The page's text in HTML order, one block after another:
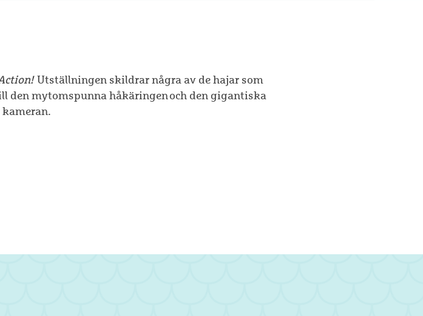
Utställningen skildrar några av de hajar som
den mytomspunna håkäringen och den gigantiska